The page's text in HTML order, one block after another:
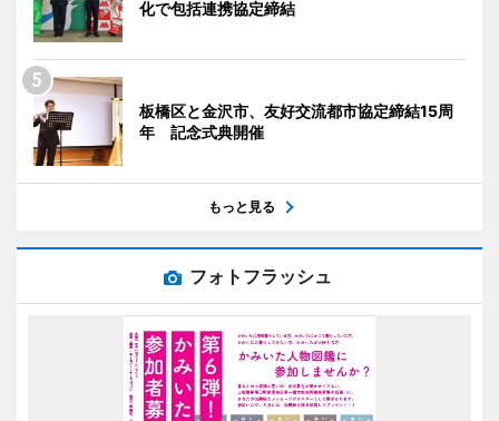
化で包括連携協定締結
板橋区と金沢市、友好交流都市協定締結15周
年 記念式典開催
もっと見る
フォトフラッシュ